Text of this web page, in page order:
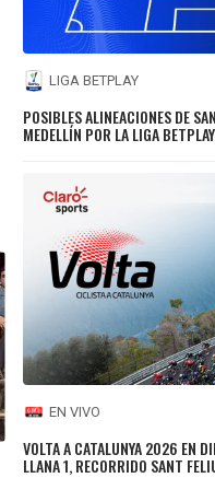
LIGA BETPLAY
POSIBLES ALINEACIONES DE
MEDELLÍN POR LA LIGA
EN VIVO
VOLTA A CATALUNYA 2026 EN
LLANA 1, RECORRIDO SANT